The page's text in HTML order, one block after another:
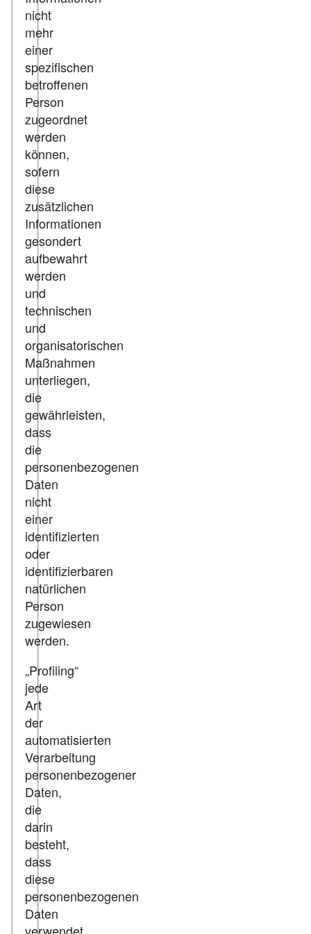
nicht
mehr
einer
spezifischen
betroffenen
Person
zugeordnet
werden
können,
sofern
diese
zusätzlichen
Informationen
gesondert
aufbewahrt
werden
und
technischen
und
organisatorischen
Maßnahmen
unterliegen,
die
gewährleisten,
dass
die
personenbezogenen
Daten
nicht
einer
identifizierten
oder
identifizierbaren
natürlichen
Person
zugewiesen
werden.
„Profiling“
jede
Art
der
automatisierten
Verarbeitung
personenbezogener
Daten,
die
darin
besteht,
dass
diese
personenbezogenen
Daten